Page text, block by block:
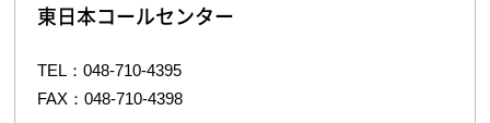
東日本コールセンター
TEL：048-710-4395
FAX：048-710-4398